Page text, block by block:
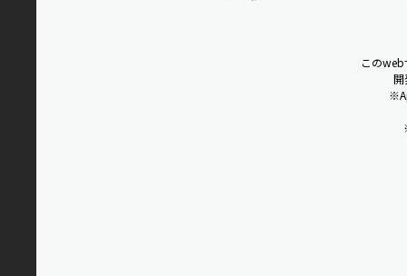
この
開